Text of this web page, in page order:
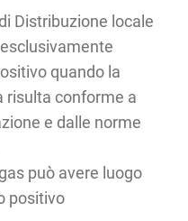
Distribuzione locale
quando la
risulta conforme a
e dalle norme
può avere luogo
positivo